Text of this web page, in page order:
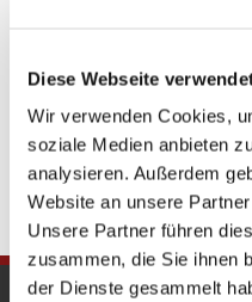
Diese Webseite
Wir verwenden Cookies,
soziale Medien anbieten
analysieren. Außerdem
Website an unsere
Unsere Partner führen
zusammen, die Sie ihnen
der Dienste gesammelt